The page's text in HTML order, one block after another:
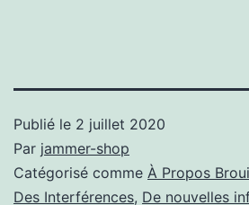
Publié le 2 juillet 2020
Par jammer-shop
Catégorisé comme À Propos
Des Interférences, De nouvelles